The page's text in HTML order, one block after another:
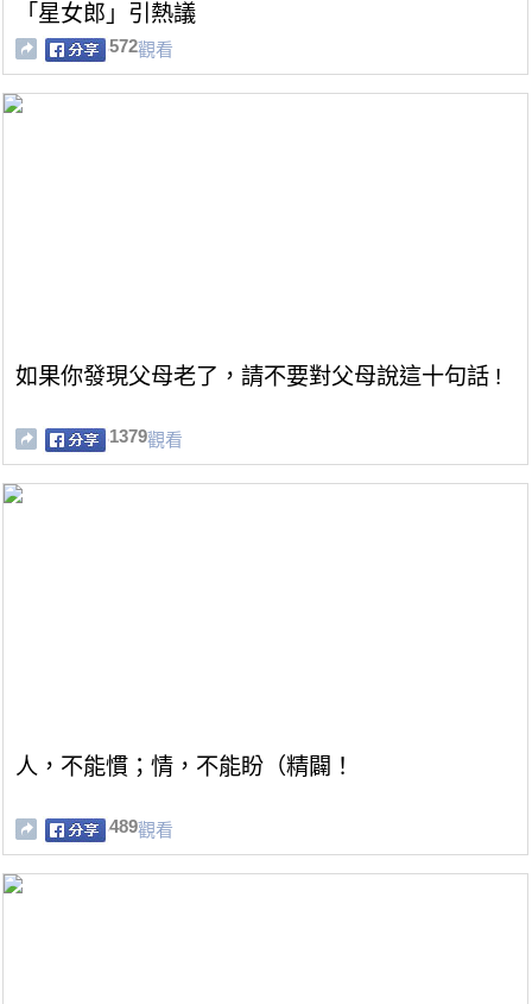
「星女郎」引熱議
572觀看
如果你發現父母老了，請不要對父母說這十句話 !
1379觀看
人，不能慣；情，不能盼（精闢！
489觀看